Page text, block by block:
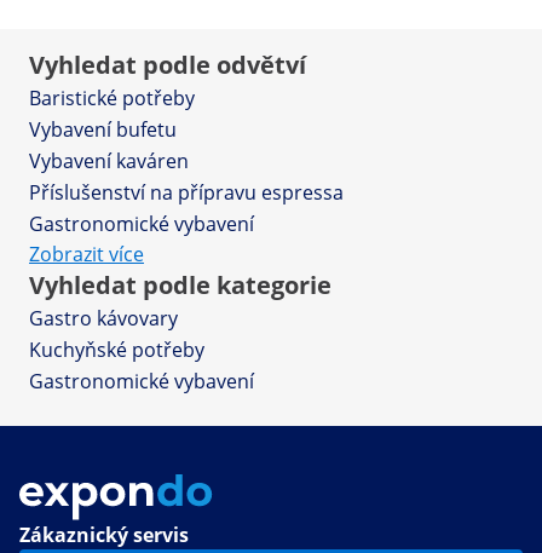
Vyhledat podle odvětví
Baristické potřeby
Vybavení bufetu
Vybavení kaváren
Příslušenství na přípravu espressa
Gastronomické vybavení
Zobrazit více
Vyhledat podle kategorie
Gastro kávovary
Kuchyňské potřeby
Gastronomické vybavení
Zákaznický servis